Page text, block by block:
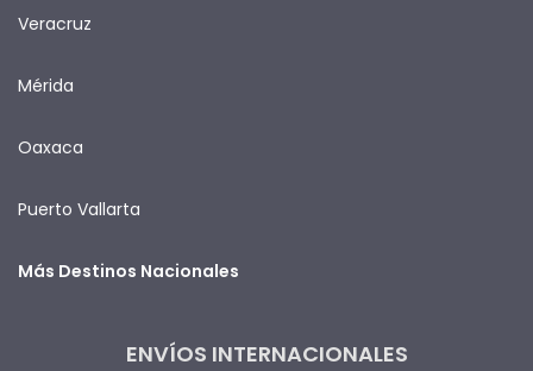
Veracruz
Mérida
Oaxaca
Puerto Vallarta
Más Destinos Nacionales
ENVÍOS INTERNACIONALES